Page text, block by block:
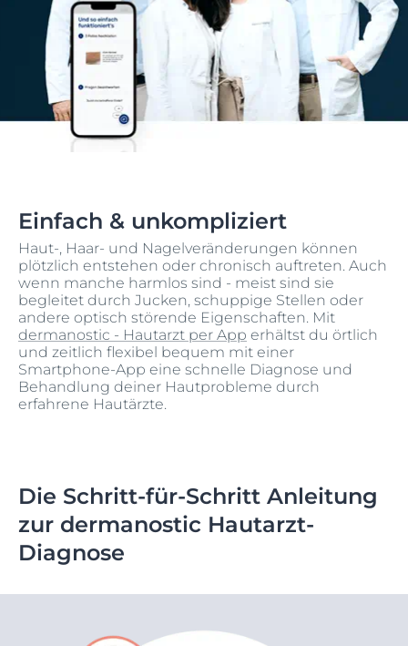
Einfach & unkompliziert
Haut-, Haar- und Nagelveränderungen können
plötzlich entstehen oder chronisch auftreten. Auch
wenn manche harmlos sind - meist sind sie
begleitet durch Jucken, schuppige Stellen oder
andere optisch störende Eigenschaften. Mit
dermanostic - Hautarzt per App erhältst du örtlich
und zeitlich flexibel bequem mit einer
Smartphone-App eine schnelle Diagnose und
Behandlung deiner Hautprobleme durch
erfahrene Hautärzte.
Die Schritt-für-Schritt Anleitung
zur dermanostic Hautarzt-
Diagnose